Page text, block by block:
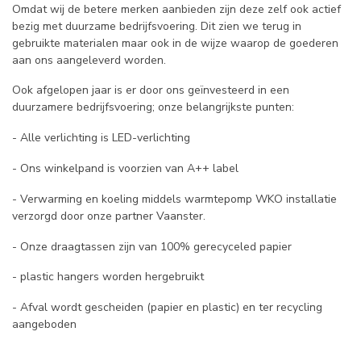
Omdat wij de betere merken aanbieden zijn deze zelf ook actief
bezig met duurzame bedrijfsvoering. Dit zien we terug in
gebruikte materialen maar ook in de wijze waarop de goederen
aan ons aangeleverd worden.
Ook afgelopen jaar is er door ons geïnvesteerd in een
duurzamere bedrijfsvoering; onze belangrijkste punten:
- Alle verlichting is LED-verlichting
- Ons winkelpand is voorzien van A++ label
- Verwarming en koeling middels warmtepomp WKO installatie
verzorgd door onze partner Vaanster.
- Onze draagtassen zijn van 100% gerecyceled papier
- plastic hangers worden hergebruikt
- Afval wordt gescheiden (papier en plastic) en ter recycling
aangeboden